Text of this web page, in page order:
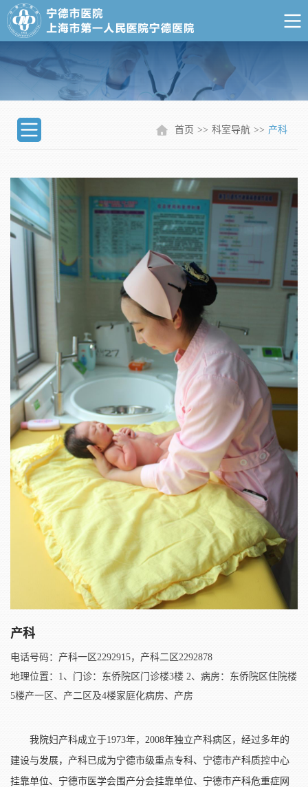
首页 >> 科室导航 >> 产科
产科
电话号码：产科一区2292915，产科二区2292878
地理位置：1、门诊：东侨院区门诊楼3楼 2、病房：东侨院区住院楼
5楼产一区、产二区及4楼家庭化病房、产房
我院妇产科成立于1973年，2008年独立产科病区，经过多年的
建设与发展，产科已成为宁德市级重点专科、宁德市产科质控中心
挂靠单位、宁德市医学会围产分会挂靠单位、宁德市产科危重症网